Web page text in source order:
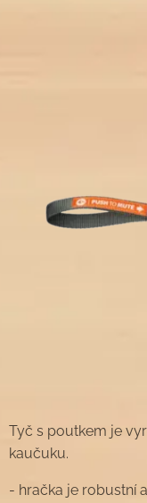
Tyč s poutkem je
kaučuku.
- hračka je robustní